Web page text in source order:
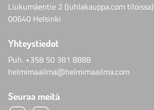
Liukumäentie 2 (Juhlakauppa.com tiloissa)
00640 Helsinki
Yhteystiedot
Puh. +358 50 381 8888
helmimaailma@helmimaailma.com
Seuraa meitä